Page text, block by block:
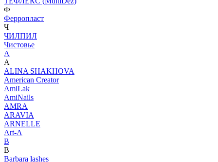
Ф
Ферропласт
Ч
ЧИЛПИЛ
Чистовье
A
A
ALINA SHAKHOVA
American Creator
AmiLak
AmiNails
AMRA
ARAVIA
ARNELLE
Art-A
B
B
Barbara lashes